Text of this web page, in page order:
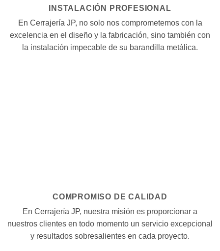
INSTALACIÓN PROFESIONAL
En Cerrajería JP, no solo nos comprometemos con la
excelencia en el diseño y la fabricación, sino también con
la instalación impecable de su barandilla metálica.
COMPROMISO DE CALIDAD
En Cerrajería JP, nuestra misión es proporcionar a
nuestros clientes en todo momento un servicio excepcional
y resultados sobresalientes en cada proyecto.